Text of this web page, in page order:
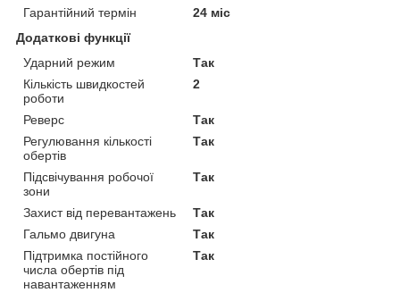
Гарантійний термін
24 міс
Додаткові функції
Ударний режим
Так
Кількість швидкостей
роботи
2
Реверс
Так
Регулювання кількості
обертів
Так
Підсвічування робочої
зони
Так
Захист від перевантажень
Так
Гальмо двигуна
Так
Підтримка постійного
числа обертів під
навантаженням
Так